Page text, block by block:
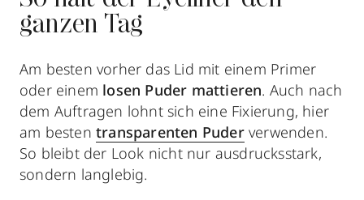
ganzen Tag
Am besten vorher das Lid mit einem Primer
oder einem losen Puder mattieren. Auch nach
dem Auftragen lohnt sich eine Fixierung, hier
am besten transparenten Puderverwenden.
So bleibt der Look nicht nur ausdrucksstark,
sondern langlebig.